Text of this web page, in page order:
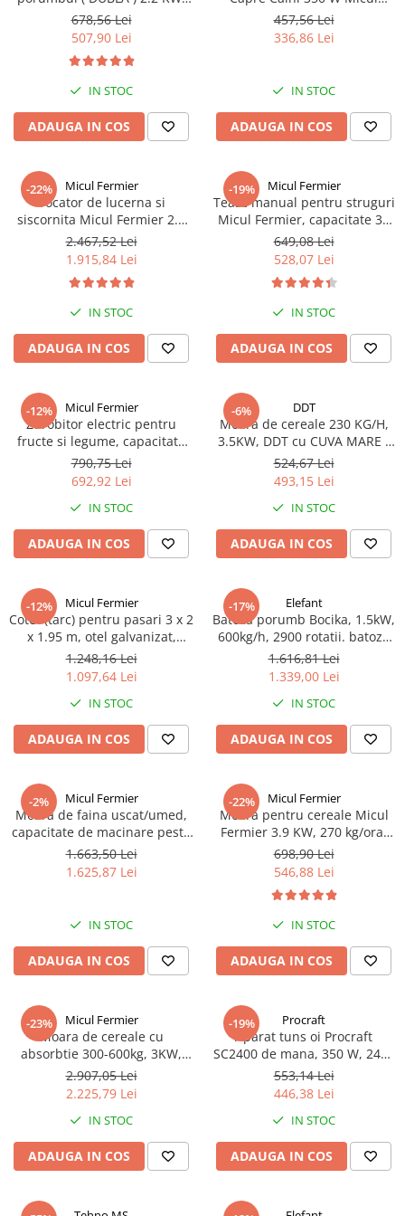
Truse de scule
Truse de lipit PPR
Ventuze cu brate pentru transport
Vibratoare beton
Masini de spalat rufe cu uscator
Uscatoare de rufe
Masini de facut paine
Pachete electrocasnice
incorporabile
Seturi oale
SANDWICH MAKER
Storcatoare de fructe
Televizoare
productie 240 kg/ora, turatie
2800 rpm, Micul Fermier GF-
0295
678,56 Lei
507,90 Lei
IN STOC
ADAUGA IN COS
Fermier, GF-0567
457,56 Lei
336,86 Lei
IN STOC
ADAUGA IN COS
-22% Micul Fermier
Tocator de lucerna si
siscornita Micul Fermier 2.8
KW, 400 KG/H, GF-1336
2.467,52 Lei
1.915,84 Lei
IN STOC
ADAUGA IN COS
-19% Micul Fermier
Teasc manual pentru struguri
Micul Fermier, capacitate 32
L, productie 180 kg/ora, GF-
1710
649,08 Lei
528,07 Lei
IN STOC
ADAUGA IN COS
-12% Micul Fermier
Zdrobitor electric pentru
fructe si legume, capacitate
maruntire 180 KG/H, putere
750W, Micul Fermier GF-1707
790,75 Lei
692,92 Lei
IN STOC
ADAUGA IN COS
-6% DDT
Moara de cereale 230 KG/H,
3.5KW, DDT cu CUVA MARE -
Suport solid
524,67 Lei
493,15 Lei
IN STOC
ADAUGA IN COS
-12% Micul Fermier
Cotet (tarc) pentru pasari 3 x 2
x 1.95 m, otel galvanizat,
Micul Fermier GF-2195
1.248,16 Lei
1.097,64 Lei
IN STOC
ADAUGA IN COS
-17% Elefant
Batoza porumb Bocika, 1.5kW,
600kg/h, 2900 rotatii. batoza
rapida, 45 litri Ucraina
1.616,81 Lei
1.339,00 Lei
IN STOC
ADAUGA IN COS
-2% Micul Fermier
Moara de faina uscat/umed,
capacitate de macinare peste
250kg, 2.2KW, 9FZ-21, Micul
Fermier GF-2149
1.663,50 Lei
1.625,87 Lei
IN STOC
ADAUGA IN COS
-22% Micul Fermier
Moara pentru cereale Micul
Fermier 3.9 KW, 270 kg/ora,
cuva mare 10 kg, sac, GF-
0063-S001- G02
698,90 Lei
546,88 Lei
IN STOC
ADAUGA IN COS
-23% Micul Fermier
Moara de cereale cu
absorbtie 300-600kg, 3KW,
A9FZ-21, Micul Fermier GF-
2148
2.907,05 Lei
2.225,79 Lei
IN STOC
ADAUGA IN COS
-19% Procraft
Aparat tuns oi Procraft
SC2400 de mana, 350 W, 2400
RPM, 76 mm, Electric Variator
viteza
553,14 Lei
446,38 Lei
IN STOC
ADAUGA IN COS